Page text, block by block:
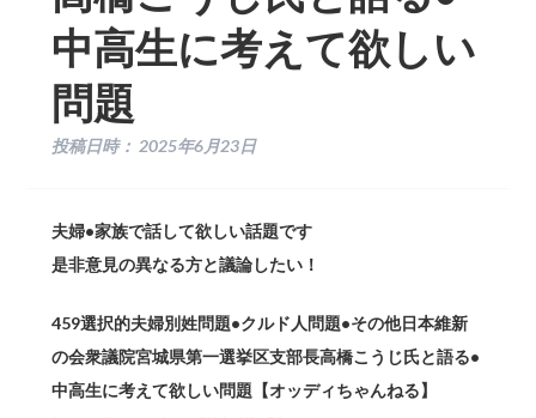
中高生に考えて欲しい
問題
投稿日時： 2025年6月23日
夫婦•家族で話して欲しい話題です
是非意見の異なる方と議論したい！
459選択的夫婦別姓問題•クルド人問題•その他日本維新
の会衆議院宮城県第一選挙区支部長高橋こうじ氏と語る•
中高生に考えて欲しい問題【オッディちゃんねる】